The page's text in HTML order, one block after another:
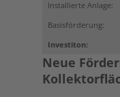
Installierte Anlage:
Basisförderung:
Investiton:
Neue